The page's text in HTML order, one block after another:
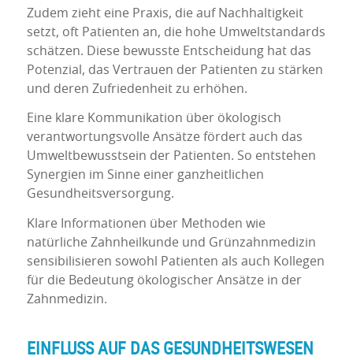
Zudem zieht eine Praxis, die auf Nachhaltigkeit
setzt, oft Patienten an, die hohe Umweltstandards
schätzen. Diese bewusste Entscheidung hat das
Potenzial, das Vertrauen der Patienten zu stärken
und deren Zufriedenheit zu erhöhen.
Eine klare Kommunikation über ökologisch
verantwortungsvolle Ansätze fördert auch das
Umweltbewusstsein der Patienten. So entstehen
Synergien im Sinne einer ganzheitlichen
Gesundheitsversorgung.
Klare Informationen über Methoden wie
natürliche Zahnheilkunde und Grünzahnmedizin
sensibilisieren sowohl Patienten als auch Kollegen
für die Bedeutung ökologischer Ansätze in der
Zahnmedizin.
EINFLUSS AUF DAS GESUNDHEITSWESEN